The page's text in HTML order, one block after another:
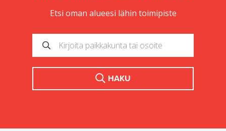
Etsi oman alueesi lähin toimipiste
HAKU